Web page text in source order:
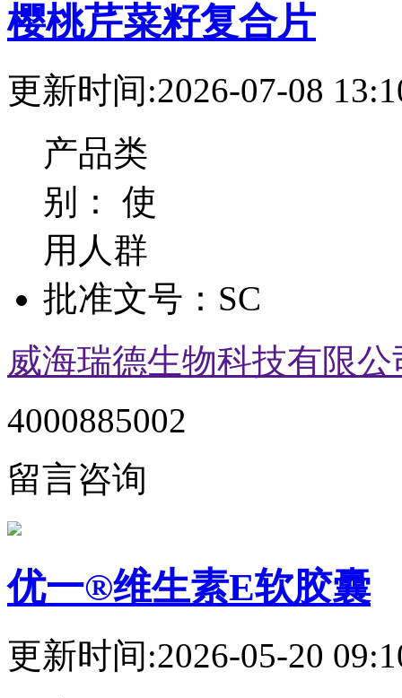
樱桃芹菜籽复合片
更新时间:2026-07-08
产品类
别： 使
用人群
批准文号： SC
威海瑞德生物科技有限公
4000885002
留言咨询
优一®维生素E软胶囊
更新时间:2026-05-20